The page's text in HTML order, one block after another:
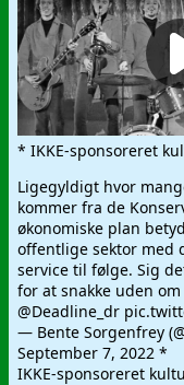
* IKKE-sponsoreret
Ligegyldigt hvor
kommer fra de
økonomiske plan
offentlige sektor med
service til følge. Sig
for at snakke uden
@Deadline_dr
— Bente Sorgenfrey
September 7, 2022 *
IKKE-sponsoreret